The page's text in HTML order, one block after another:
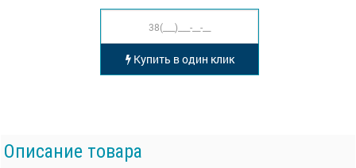
Купить в один клик
Описание товара